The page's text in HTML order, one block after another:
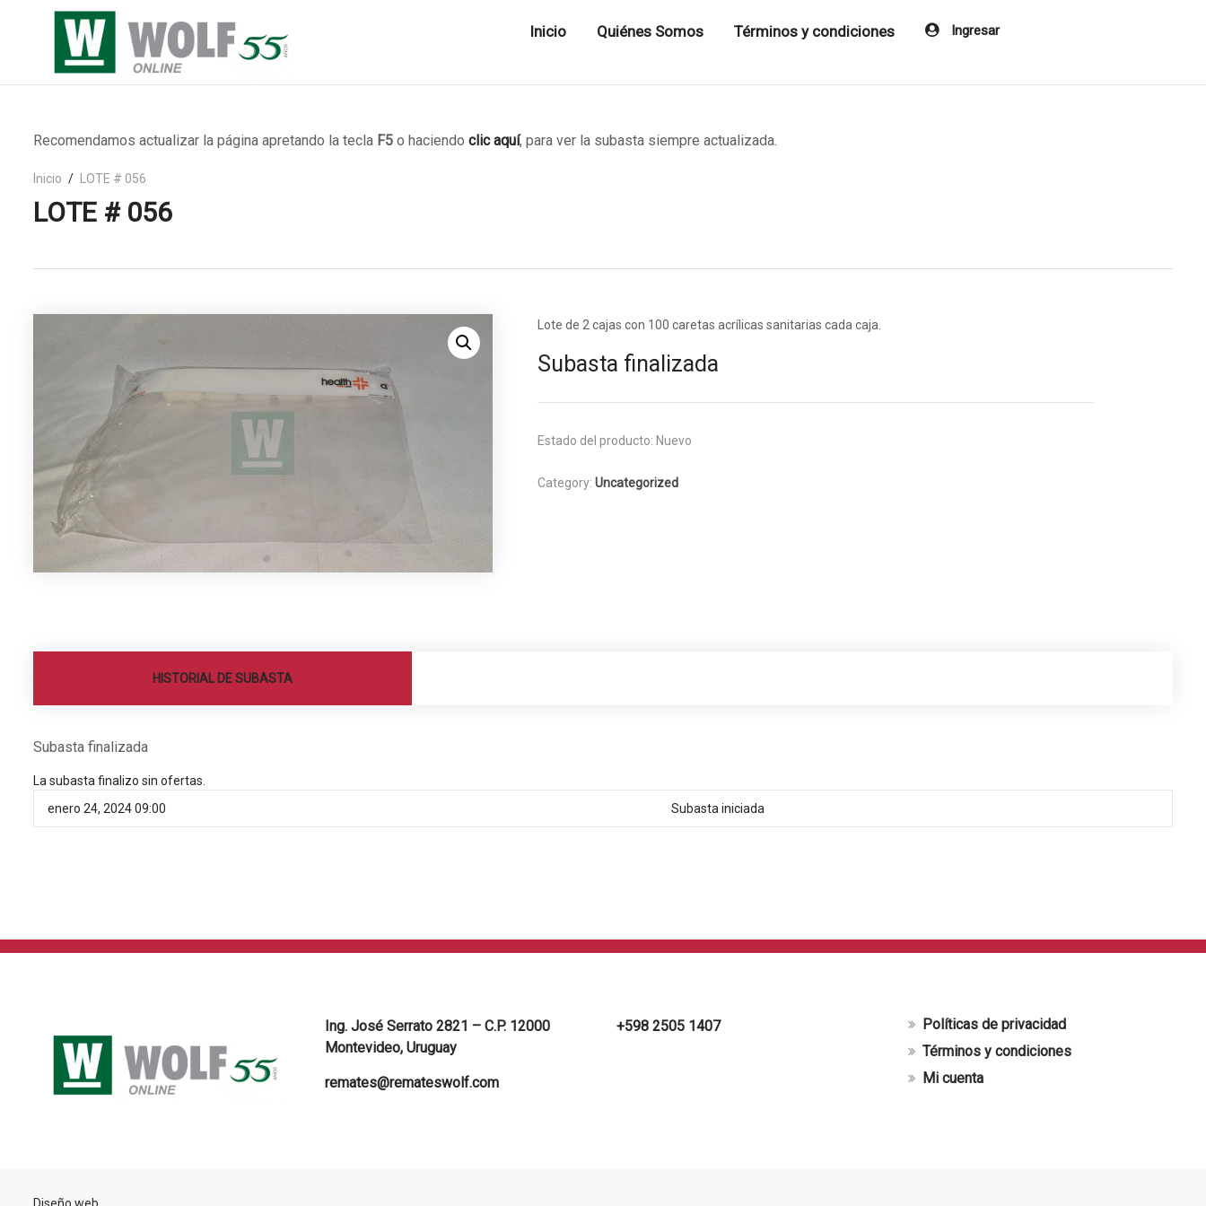
Inicio Quiénes Somos Términos y condiciones Ingresar
Recomendamos actualizar la página apretando la tecla F5 o haciendo clic aquí, para ver la subasta siempre actualizada.
Inicio LOTE # 056
LOTE # 056
Lote de 2 cajas con 100 caretas acrílicas sanitarias cada caja.
Subasta finalizada
Estado del producto: Nuevo
Category: Uncategorized
HISTORIAL DE SUBASTA
Subasta finalizada
La subasta finalizo sin ofertas.
enero 24, 2024 09:00
Subasta iniciada
Ing. José Serrato 2821 – C.P. 12000
Montevideo, Uruguay
remates@remateswolf.com
+598 2505 1407
Políticas de privacidad
Términos y condiciones
Mi cuenta
Diseño web